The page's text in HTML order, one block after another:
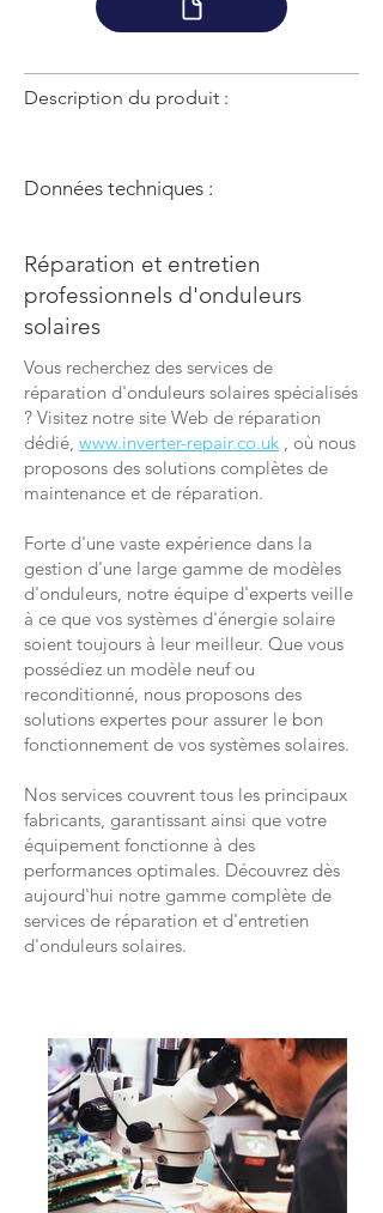
Description du produit :
Données techniques :
Réparation et entretien
professionnels d'onduleurs
solaires
Vous recherchez des services de
réparation d'onduleurs solaires spécialisés
? Visitez notre site Web de réparation
dédié, www.inverter-repair.co.uk , où nous
proposons des solutions complètes de
maintenance et de réparation.
Forte d'une vaste expérience dans la
gestion d'une large gamme de modèles
d'onduleurs, notre équipe d'experts veille
à ce que vos systèmes d'énergie solaire
soient toujours à leur meilleur. Que vous
possédiez un modèle neuf ou
reconditionné, nous proposons des
solutions expertes pour assurer le bon
fonctionnement de vos systèmes solaires.
Nos services couvrent tous les principaux
fabricants, garantissant ainsi que votre
équipement fonctionne à des
performances optimales. Découvrez dès
aujourd'hui notre gamme complète de
services de réparation et d'entretien
d'onduleurs solaires.